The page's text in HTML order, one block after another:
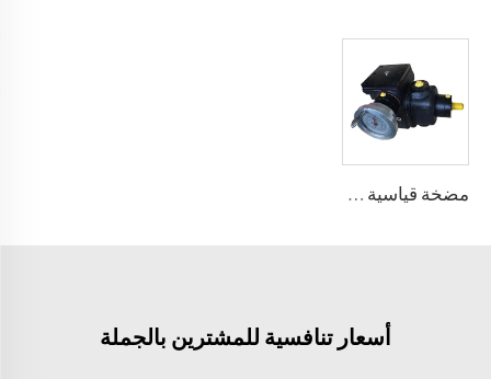
مضخة قياسية عالية الضغط A2VK(JLB) لـ PU 5، 12، 28، 55، 107، 225 (سم³/دوران)
أسعار تنافسية للمشترين بالجملة